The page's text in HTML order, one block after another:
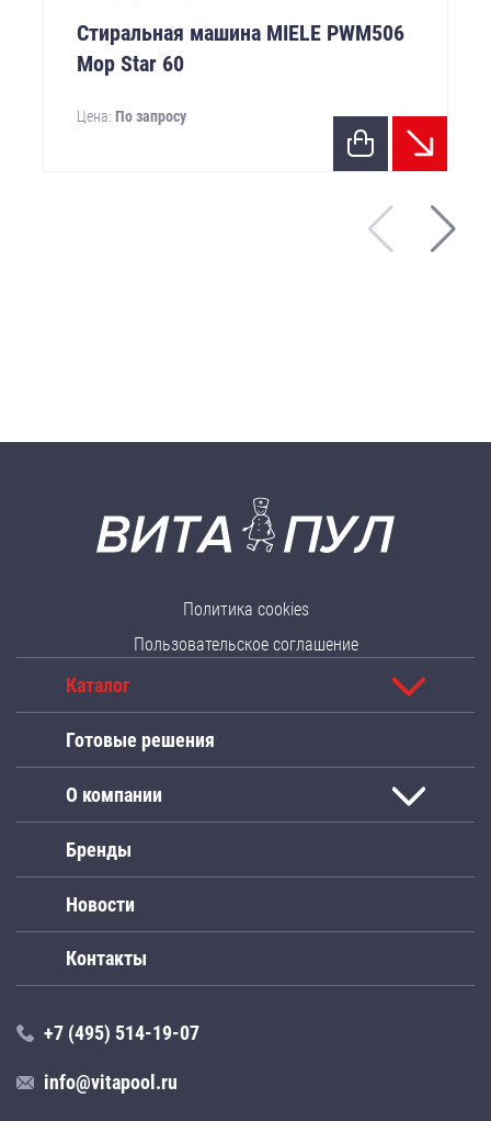
Стиральная машина MIELE PWM506
Mop Star 60
Цена: По запросу
Политика cookies
Пользовательское соглашение
Каталог
Готовые решения
О компании
Бренды
Новости
Контакты
+7 (495) 514-19-07
info@vitapool.ru